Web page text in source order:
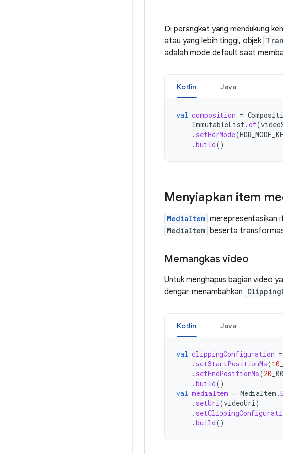
Di perangkat yang mendukung
atau yang lebih tinggi, objek
adalah mode default saat
Kotlin Java
val composition =
ImmutableList.of(
. setHdrMode(
.build()
Menyiapkan item
MediaItem merepresentasikan
MediaItem beserta
Memangkas video
Untuk menghapus bagian video
dengan menambahkan
Kotlin Java
val clippingConfiguration =
. setStartPositionMs(10
. setEndPositionMs(20
.build()
val mediaItem = MediaItem .
. setUri(videoUri)
.
.build()